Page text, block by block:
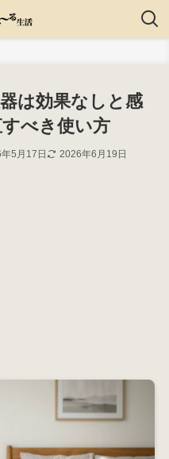
は効果なしと感
べき使い方
5月17日 2026年6月19日